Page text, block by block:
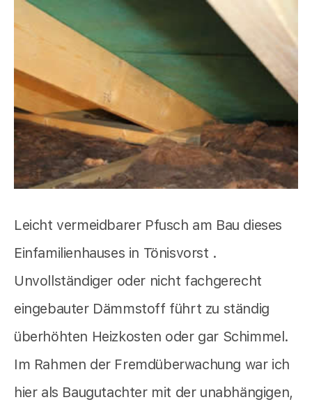
Leicht vermeidbarer Pfusch am Bau dieses
Einfamilienhauses in Tönisvorst .
Unvollständiger oder nicht fachgerecht
eingebauter Dämmstoff führt zu ständig
überhöhten Heizkosten oder gar Schimmel.
Im Rahmen der Fremdüberwachung war ich
hier als Baugutachter mit der unabhängigen,